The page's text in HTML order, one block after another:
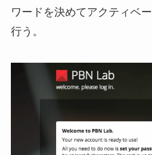
ワードを決めてアクティベ
行う。